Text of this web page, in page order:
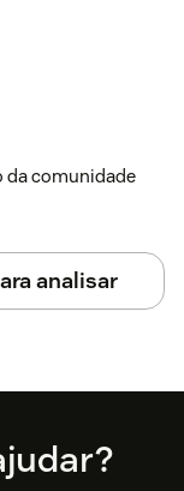
da comunidade
analisar